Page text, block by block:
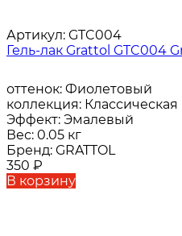
Артикул: GTC004
Гель-лак Grattol GTC004
оттенок: Фиолетовый
коллекция: Классическая
Эффект: Эмалевый
Вес: 0.05 кг
Бренд: GRATTOL
350 ₽
В корзину